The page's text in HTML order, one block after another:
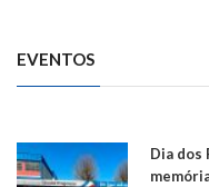
EVENTOS
Dia dos